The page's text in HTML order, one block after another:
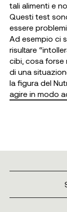
tali alimenti e
Questi test
essere
Ad esempio ci
risultare
cibi, cosa forse
di una
la figura del
agire in modo